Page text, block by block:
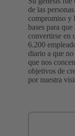
de las
compromiso y
bases para
convertirse en
6.200
diario a que
que nos
objetivos de
por nuestra